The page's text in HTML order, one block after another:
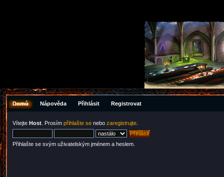
Domů Nápověda Přihlásit Registrovat
Vítejte Host . Prosím přihlašte se nebo zaregistrujte
Přihlašte se svým uživatelským jménem a heslem.